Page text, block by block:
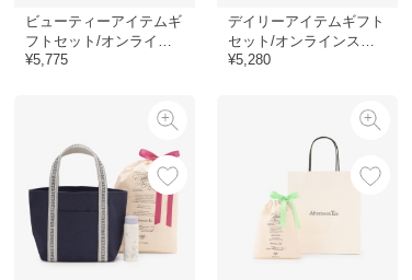
ビューティーアイテムギ
フトセット/オンライン
ストア限定
¥5,775
デイリーアイテムギフト
セット/オンラインスト
ア限定
¥5,280